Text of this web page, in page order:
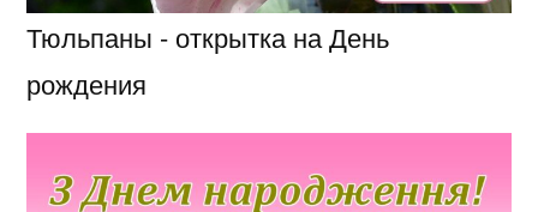
Тюльпаны - открытка на День
рождения